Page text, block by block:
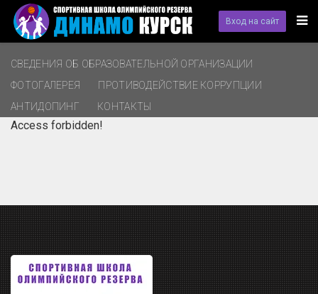
Вход на сайт
СВЕДЕНИЯ ОБ ОБРАЗОВАТЕЛЬНОЙ ОРГАНИЗАЦИИ
ФОТОГАЛЕРЕЯ
ПРОТИВОДЕЙСТВИЕ КОРРУПЦИИ
АНТИДОПИНГ
КОНТАКТЫ
Access forbidden!